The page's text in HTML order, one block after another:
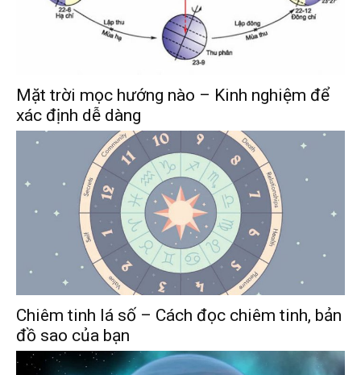
Mặt trời mọc hướng nào – Kinh nghiệm để
xác định dễ dàng
Chiêm tinh lá số – Cách đọc chiêm tinh, bản
đồ sao của bạn